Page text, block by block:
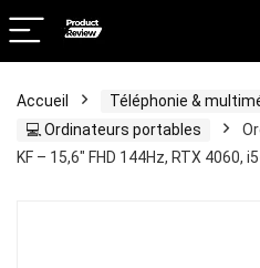
Accueil
Téléphonie &
💻 Ordinateurs portables
KF – 15,6″ FHD 144Hz, RTX 4060,